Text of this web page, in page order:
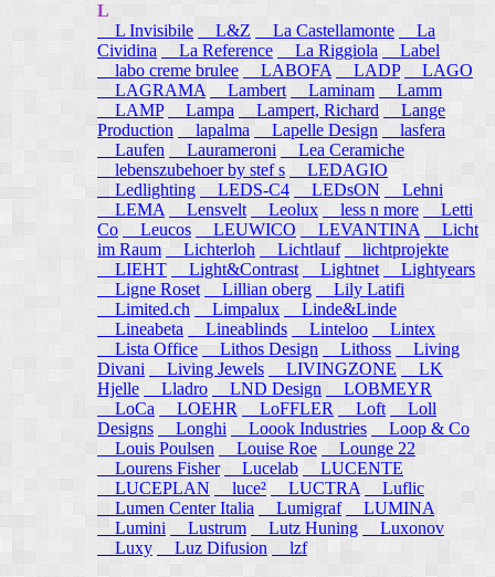
L
L Invisibile
L&Z La Castellamonte
La
Cividina
La Reference La Riggiola
Label
labo creme brulee
LABOFA LADP
LAGO
LAGRAMA
Lambert Laminam
Lamm
LAMP
Lampa Lampert, Richard
Lange
Production
lapalma Lapelle Design
lasfera
Laufen
Laurameroni
Lea Ceramiche
lebenszubehoer by stef s
LEDAGIO
Ledlighting
LEDS-C4 LEDsON
Lehni
LEMA
Lensvelt Leolux less n more
Letti
Co
Leucos LEUWICO LEVANTINA
Licht
im Raum
Lichterloh Lichtlauf lichtprojekte
LIEHT
Light&Contrast Lightnet
Lightyears
Ligne Roset
Lillian oberg
Lily Latifi
Limited.ch
Limpalux
Linde&Linde
Lineabeta
Lineablinds Linteloo
Lintex
Lista Office Lithos Design Lithoss
Living
Divani
Living Jewels LIVINGZONE
LK
Hjelle
Lladro LND Design
LOBMEYR
LoCa
LOEHR LoFFLER Loft
Loll
Designs
Longhi Loook Industries
Loop & Co
Louis Poulsen
Louise Roe
Lounge 22
Lourens Fisher
Lucelab
LUCENTE
LUCEPLAN
luce² LUCTRA
Luflic
Lumen Center Italia
Lumigraf
LUMINA
Lumini
Lustrum Lutz Huning
Luxonov
Luxy
Luz Difusion lzf